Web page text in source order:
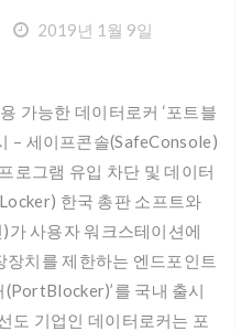
2019년 1월 9일
가능한 데이터로커 ‘포트블
– 세이프콘솔(SafeConsole)
로그램 유입 차단 및 데이터
한국 총판 소프트와
가 사용자 워크스테이션에
장치를 제한하는 엔드포인트
(PortBlocker)’를 국내 출시
도 기업인 데이터로커는 포